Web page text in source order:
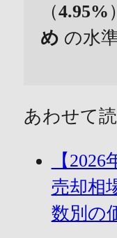
（4.95%
め の水
あわせて
【
売却相
数別の